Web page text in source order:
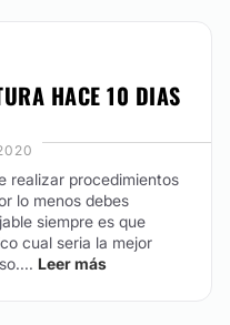
HACE 10 DIAS
realizar procedimientos
lo menos debes
siempre es que
cual seria la mejor
Leer más